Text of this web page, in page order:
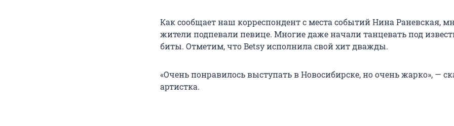
Как сообщает наш корреспондент с места событий Нина Раневская,
жители подпевали певице. Многие даже начали танцевать под
биты. Отметим, что Betsy исполнила свой хит дважды.
«Очень понравилось выступать в Новосибирске, но очень жарко», —
артистка.